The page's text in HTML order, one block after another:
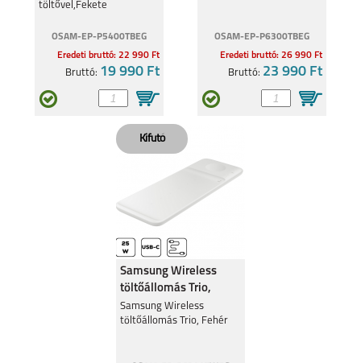
töltővel,Fekete
OSAM-EP-P5400TBEG
Eredeti bruttó: 22 990 Ft
Bruttó: 19 990 Ft
OSAM-EP-P6300TBEG
Eredeti bruttó: 26 990 Ft
Bruttó: 23 990 Ft
Samsung Wireless
töltőállomás Trio,
Fehér
Samsung Wireless
töltőállomás Trio, Fehér